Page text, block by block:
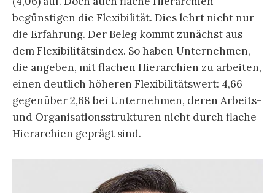
begünstigen die Flexibilität. Dies lehrt nicht nur
die Erfahrung. Der Beleg kommt zunächst aus
dem Flexibilitätsindex. So haben Unternehmen,
die angeben, mit flachen Hierarchien zu arbeiten,
einen deutlich höheren Flexibilitätswert: 4,66
gegenüber 2,68 bei Unternehmen, deren Arbeits-
und Organisationsstrukturen nicht durch flache
Hierarchien geprägt sind.